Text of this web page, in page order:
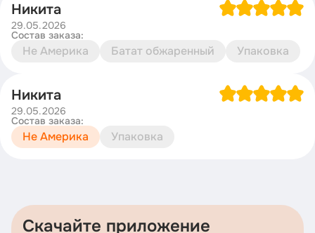
Никита
29.05.2026
Состав заказа:
Не Америка Батат обжаренный Упаковка
Никита
29.05.2026
Состав заказа:
Не Америка Упаковка
Скачайте приложение